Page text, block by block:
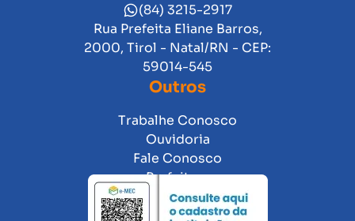
(84) 3215-2917
Rua Prefeita Eliane Barros,
2000, Tirol - Natal/RN - CEP:
59014-545
Outros
Trabalhe Conosco
Ouvidoria
Fale Conosco
Prefeitura